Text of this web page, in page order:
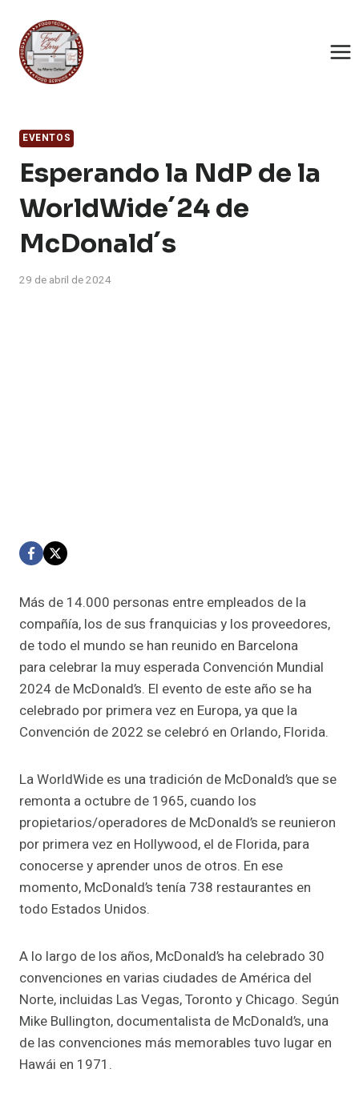
contenido
EVENTOS
Esperando la NdP de la
WorldWide´24 de
McDonald´s
29 de abril de 2024
Más de 14.000 personas entre empleados de la
compañía, los de sus franquicias y los proveedores,
de todo el mundo se han reunido en Barcelona
para celebrar la muy esperada Convención Mundial
2024 de McDonald’s. El evento de este año se ha
celebrado por primera vez en Europa, ya que la
Convención de 2022 se celebró en Orlando, Florida.
La WorldWide es una tradición de McDonald’s que se
remonta a octubre de 1965, cuando los
propietarios/operadores de McDonald’s se reunieron
por primera vez en Hollywood, el de Florida, para
conocerse y aprender unos de otros. En ese
momento, McDonald’s tenía 738 restaurantes en
todo Estados Unidos.
A lo largo de los años, McDonald’s ha celebrado 30
convenciones en varias ciudades de América del
Norte, incluidas Las Vegas, Toronto y Chicago. Según
Mike Bullington, documentalista de McDonald’s, una
de las convenciones más memorables tuvo lugar en
Hawái en 1971.